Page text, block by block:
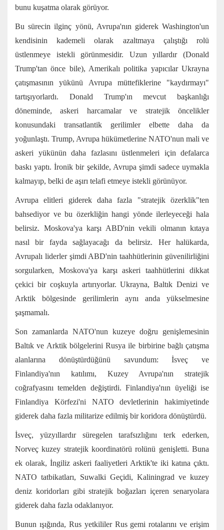
bunu kuşatma olarak görüyor.
Bu sürecin ilginç yönü, Avrupa'nın giderek Washington'un
kendisinin kademeli olarak azaltmaya çalıştığı rolü
üstlenmeye istekli görünmesidir. Uzun yıllardır (Donald
Trump'tan önce bile), Amerikalı politika yapıcılar Ukrayna
çatışmasının yükünü Avrupa müttefiklerine "kaydırmayı"
tartışıyorlardı. Donald Trump'ın mevcut başkanlığı
döneminde, askeri harcamalar ve stratejik öncelikler
konusundaki transatlantik gerilimler elbette daha da
yoğunlaştı. Trump, Avrupa hükümetlerine NATO'nun mali ve
askeri yükünün daha fazlasını üstlenmeleri için defalarca
baskı yaptı. İronik bir şekilde, Avrupa şimdi sadece uymakla
kalmayıp, belki de aşırı telafi etmeye istekli görünüyor.
Avrupa elitleri giderek daha fazla "stratejik özerklik"ten
bahsediyor ve bu özerkliğin hangi yönde ilerleyeceği hala
belirsiz. Moskova'ya karşı ABD'nin vekili olmanın kıtaya
nasıl bir fayda sağlayacağı da belirsiz. Her halükarda,
Avrupalı liderler şimdi ABD'nin taahhütlerinin güvenilirliğini
sorgularken, Moskova'ya karşı askeri taahhütlerini dikkat
çekici bir coşkuyla artırıyorlar. Ukrayna, Baltık Denizi ve
Arktik bölgesinde gerilimlerin aynı anda yükselmesine
şaşmamalı.
Son zamanlarda NATO'nun kuzeye doğru genişlemesinin
Baltık ve Arktik bölgelerini Rusya ile birbirine bağlı çatışma
alanlarına dönüştürdüğünü savundum: İsveç ve
Finlandiya'nın katılımı, Kuzey Avrupa'nın stratejik
coğrafyasını temelden değiştirdi. Finlandiya'nın üyeliği ise
Finlandiya Körfezi'ni NATO devletlerinin hakimiyetinde
giderek daha fazla militarize edilmiş bir koridora dönüştürdü.
İsveç, yüzyıllardır süregelen tarafsızlığını terk ederken,
Norveç kuzey stratejik koordinatörü rolünü genişletti. Buna
ek olarak, İngiliz askeri faaliyetleri Arktik'te iki katına çıktı.
NATO tatbikatları, Suwalki Geçidi, Kaliningrad ve kuzey
deniz koridorları gibi stratejik boğazları içeren senaryolara
giderek daha fazla odaklanıyor.
Bunun ışığında, Rus yetkililer Rus gemi rotalarını ve erişim